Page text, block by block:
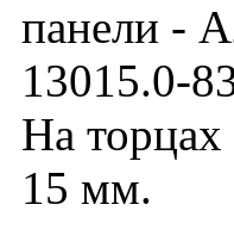
панели -
13015.0-
На торцах
15 мм.